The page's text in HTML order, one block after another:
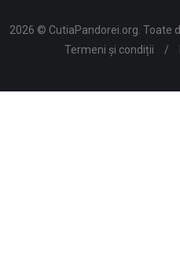
2026 © CutiaPandorei.org. Toate
Termeni și condiții
/